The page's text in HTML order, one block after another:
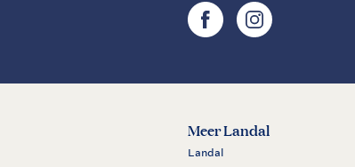
facebookinstagram
Meer Landal
Landal